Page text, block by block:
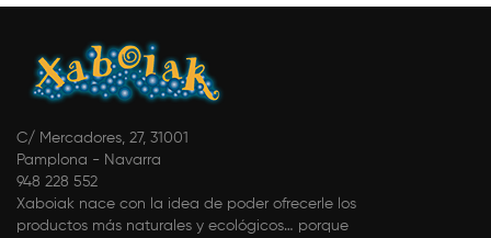
C/ Mercadores, 27, 31001
Pamplona - Navarra
948 228 552
Xaboiak nace con la idea de poder ofrecerle los
productos más naturales y ecológicos… porque